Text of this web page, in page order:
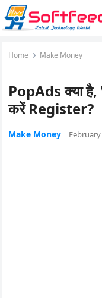
Home Make Money
PopAds क्या
करें Register?
Make Money February